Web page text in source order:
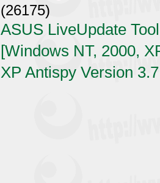
(26175)
ASUS LiveUpdate
[Windows NT, 2000,
XP Antispy Version